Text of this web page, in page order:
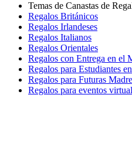
Temas de Canastas de
Regalos Británicos
Regalos Irlandeses
Regalos Italianos
Regalos Orientales
Regalos con Entrega en el
Regalos para Estudiantes
Regalos para Futuras
Regalos para eventos